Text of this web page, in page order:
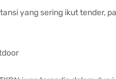
yang sering ikut tender,